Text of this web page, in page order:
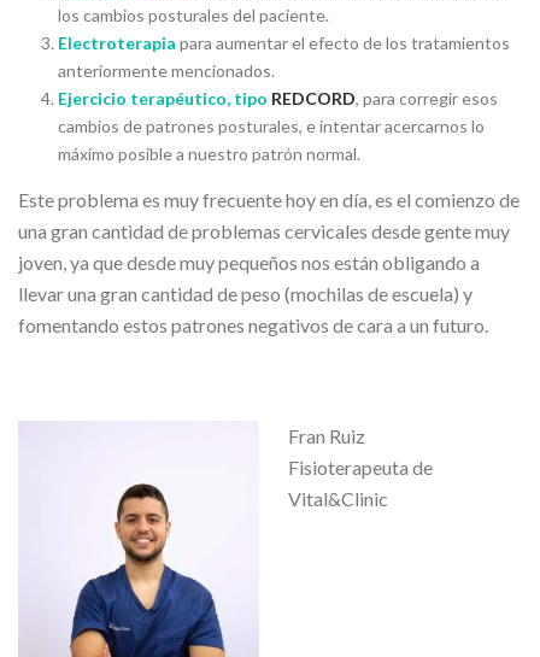
los cambios posturales del paciente.
Electroterapia para aumentar el efecto de los tratamientos
anteriormente mencionados.
Ejercicio terapéutico, tipo REDCORD, para corregir esos
cambios de patrones posturales, e intentar acercarnos lo
máximo posible a nuestro patrón normal.
Este problema es muy frecuente hoy en día, es el comienzo de
una gran cantidad de problemas cervicales desde gente muy
joven, ya que desde muy pequeños nos están obligando a
llevar una gran cantidad de peso (mochilas de escuela) y
fomentando estos patrones negativos de cara a un futuro.
Fran Ruiz
Fisioterapeuta de
Vital&Clinic